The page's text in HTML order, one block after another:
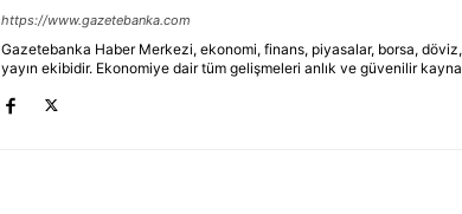
https://www.gazetebanka.com
Gazetebanka Haber Merkezi, ekonomi, finans, piyasalar, borsa, döviz,
yayın ekibidir. Ekonomiye dair tüm gelişmeleri anlık ve güvenilir